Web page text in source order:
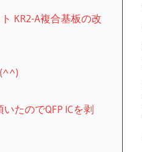
KR2-A複合基板の改
たのでQFP ICを剥